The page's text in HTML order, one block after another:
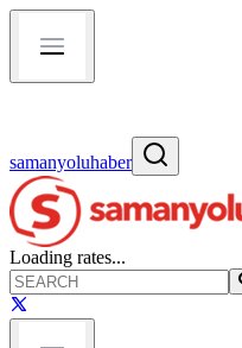
samanyoluhaber
Loading rates...